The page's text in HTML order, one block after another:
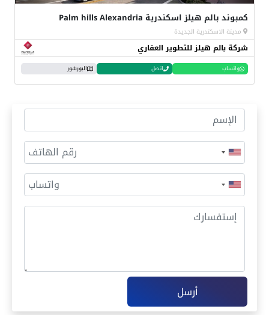
كمبوند بالم هيلز اسكندرية Palm hills Alexandria
مدينة الاسكندرية الجديدة
شركة بالم هيلز للتطوير العقاري
واتساب اتصل البورشور
أرسل